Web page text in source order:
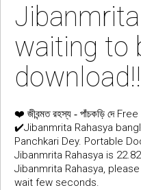
waiting to
❤️ জীবন্মত রহস্য - পাঁচকড়ি দেFree
✔️Jibanmrita Rahasya
Panchkari Dey. Portable
Jibanmrita Rahasya is
Jibanmrita Rahasya,
wait few seconds.